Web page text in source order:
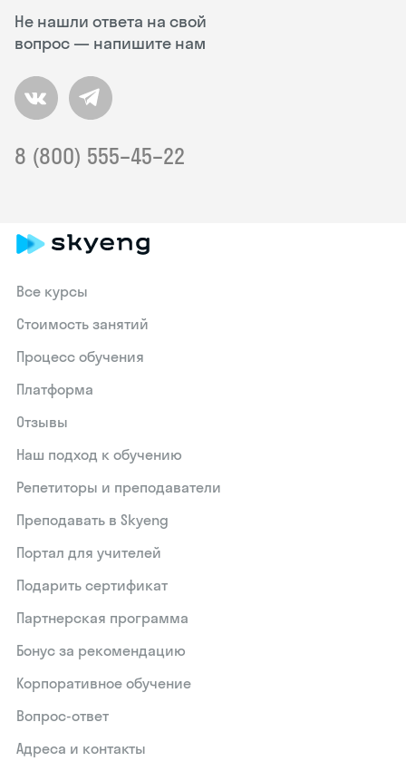
Не нашли ответа на свой
вопрос — напишите нам
8 (800) 555–45–22
Все курсы
Стоимость занятий
Процесс обучения
Платформа
Отзывы
Наш подход к обучению
Репетиторы и преподаватели
Преподавать в Skyeng
Портал для учителей
Подарить сертификат
Партнерская программа
Бонус за рекомендацию
Корпоративное обучение
Вопрос-ответ
Адреса и контакты